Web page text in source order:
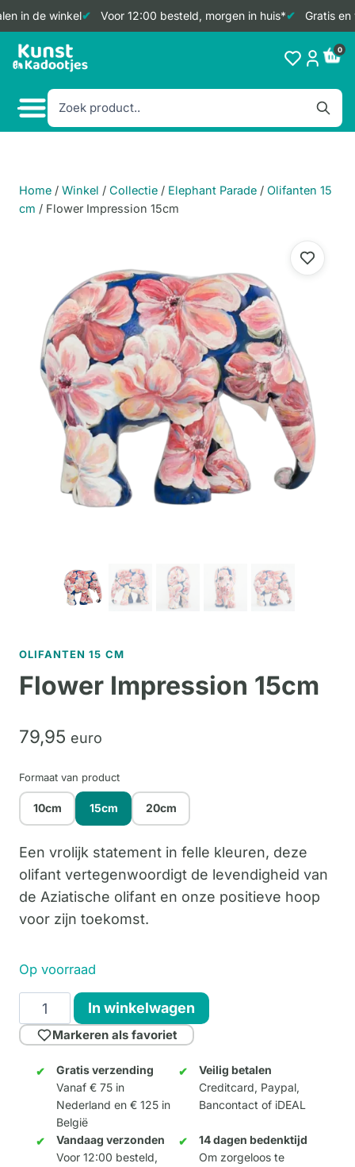
in de winkel Voor 12:00 besteld, morgen in huis* Gratis en
Doorgaan
naar
0
Home / Winkel / Collectie / Elephant Parade / Olifanten 15
cm / Flower Impression 15cm
OLIFANTEN 15 CM
Flower Impression 15cm
79,95 euro
Formaat van product
10cm 15cm 20cm
Een vrolijk statement in felle kleuren, deze
olifant vertegenwoordigt de levendigheid van
de Aziatische olifant en onze positieve hoop
voor zijn toekomst.
Op voorraad
Flower
Impression
15cm
aantal
In winkelwagen
Markeren als favoriet
Gratis verzending
Vanaf € 75 in
Nederland en € 125 in
België
Veilig betalen
Creditcard, Paypal,
Bancontact of iDEAL
Vandaag verzonden
Voor 12:00 besteld,
14 dagen bedenktijd
Om zorgeloos te